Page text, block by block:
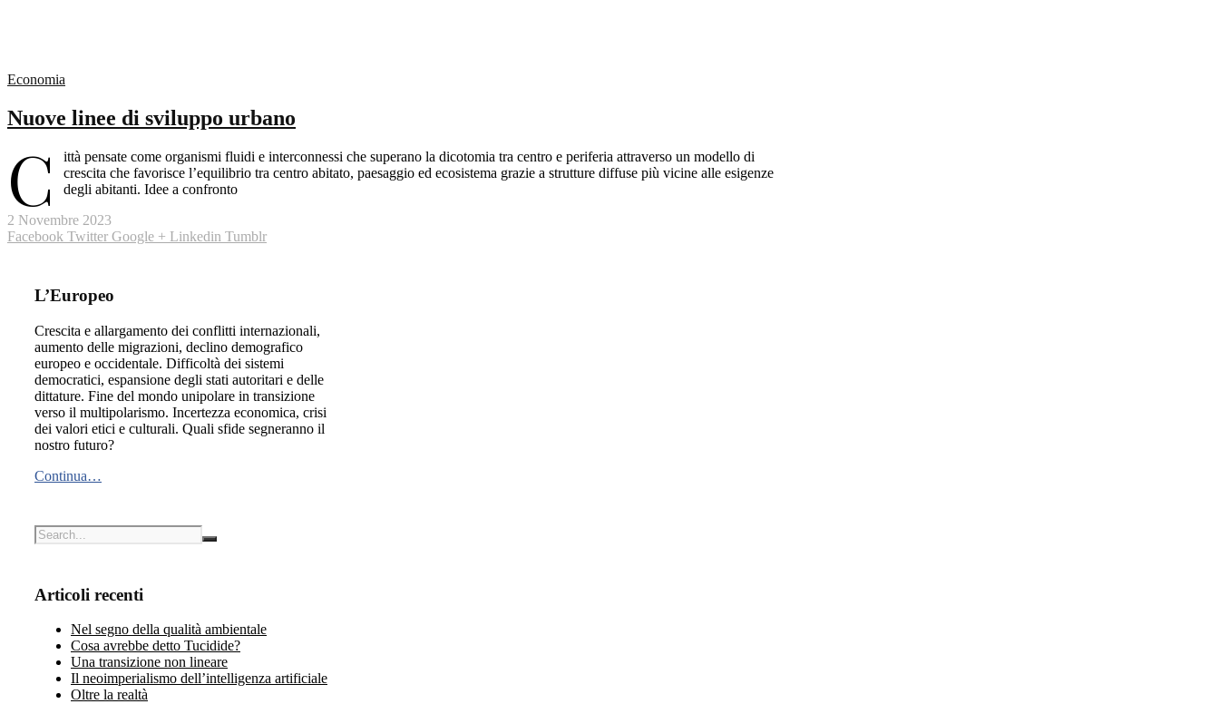
Economia
Nuove linee di sviluppo urbano
C
ittà pensate come organismi fluidi e interconnessi che superano la dicotomia tra centro e periferia attraverso un modello di
crescita che favorisce l’equilibrio tra centro abitato, paesaggio ed ecosistema grazie a strutture diffuse più vicine alle esigenze
degli abitanti. Idee a confronto
2 Novembre 2023
Facebook Twitter Google + Linkedin Tumblr
L’Europeo
Crescita e allargamento dei conflitti internazionali,
aumento delle migrazioni, declino demografico
europeo e occidentale. Difficoltà dei sistemi
democratici, espansione degli stati autoritari e delle
dittature. Fine del mondo unipolare in transizione
verso il multipolarismo. Incertezza economica, crisi
dei valori etici e culturali. Quali sfide segneranno il
nostro futuro?
Continua…
Articoli recenti
Nel segno della qualità ambientale
Cosa avrebbe detto Tucidide?
Una transizione non lineare
Il neoimperialismo dell’intelligenza artificiale
Oltre la realtà